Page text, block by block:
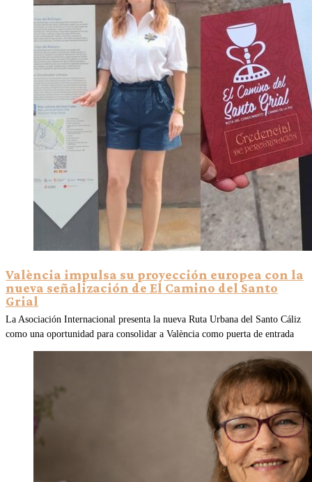
València impulsa su proyección europea con la
nueva señalización de El Camino del Santo
Grial
La Asociación Internacional presenta la nueva Ruta Urbana del Santo Cáliz
como una oportunidad para consolidar a València como puerta de entrada